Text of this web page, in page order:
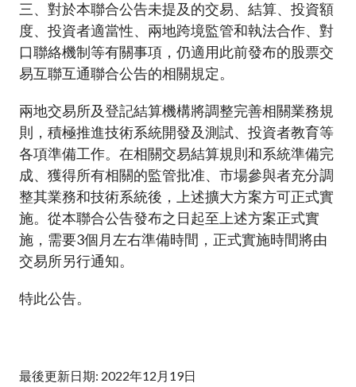
三、對於本聯合公告未提及的交易、結算、投資額
度、投資者適當性、兩地跨境監管和執法合作、對
口聯絡機制等有關事項，仍適用此前發布的股票交
易互聯互通聯合公告的相關規定。
兩地交易所及登記結算機構將調整完善相關業務規
則，積極推進技術系統開發及測試、投資者教育等
各項準備工作。在相關交易結算規則和系統準備完
成、獲得所有相關的監管批准、市場參與者充分調
整其業務和技術系統後，上述擴大方案方可正式實
施。從本聯合公告發布之日起至上述方案正式實
施，需要3個月左右準備時間，正式實施時間將由
交易所另行通知。
特此公告。
最後更新日期: 2022年12月19日